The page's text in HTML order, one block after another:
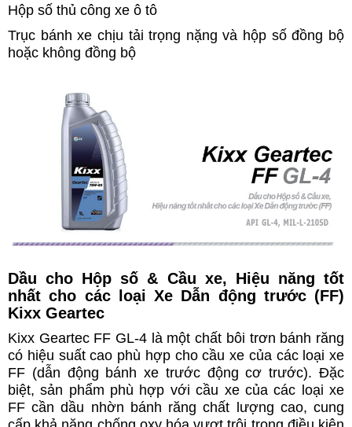
Hộp số thủ công xe ô tô
Trục bánh xe chịu tải trọng nặng và hộp số đồng bộ
hoặc không đồng bộ
Dầu cho Hộp số & Cầu xe, Hiệu năng tốt
nhất cho các loại Xe Dẫn động trước (FF)
Kixx Geartec
Kixx Geartec FF GL-4 là một chất bôi trơn bánh răng
có hiệu suất cao phù hợp cho cầu xe của các loại xe
FF (dẫn động bánh xe trước động cơ trước). Đặc
biệt, sản phẩm phù hợp với cầu xe của các loại xe
FF cần dầu nhờn bánh răng chất lượng cao, cung